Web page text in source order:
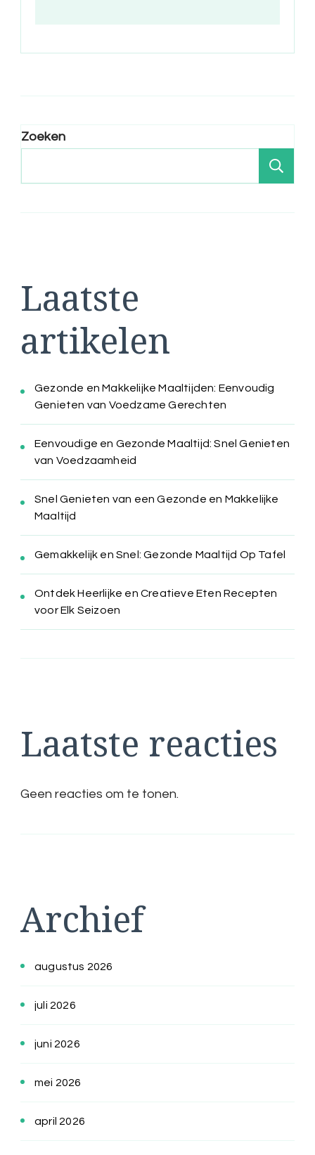
Zoeken
Laatste
artikelen
Gezonde en Makkelijke Maaltijden: Eenvoudig
Genieten van Voedzame Gerechten
Eenvoudige en Gezonde Maaltijd: Snel Genieten
van Voedzaamheid
Snel Genieten van een Gezonde en Makkelijke
Maaltijd
Gemakkelijk en Snel: Gezonde Maaltijd Op Tafel
Ontdek Heerlijke en Creatieve Eten Recepten
voor Elk Seizoen
Laatste reacties
Geen reacties om te tonen.
Archief
augustus 2026
juli 2026
juni 2026
mei 2026
april 2026